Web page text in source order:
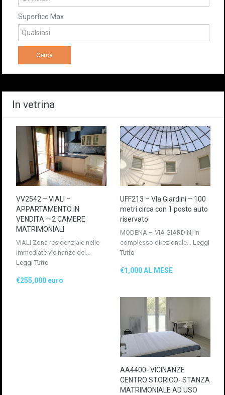
Superfice Max
In vetrina
VV2542 – VIALI –
APPARTAMENTO IN
VENDITA – 2 CAMERE
MATRIMONIALI
VIALI Zona residenziale nelle
immediate vicinanze del…
Leggi Tutto
€255,000 euro
UFF213 – VIa Giardini – 100
metri circa con 1 posto auto
riservato
MODENA – VIA GIARDINI In
complesso direzionale… Leggi
Tutto
€1,000 AL MESE
AA4400- VICINANZE
CENTRO STORICO- STANZA
MATRIMONIALE AD USO